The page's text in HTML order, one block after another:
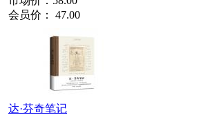
会员价： 47.00
达·芬奇笔记